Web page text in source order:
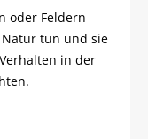
oder Feldern
tun und sie
in der